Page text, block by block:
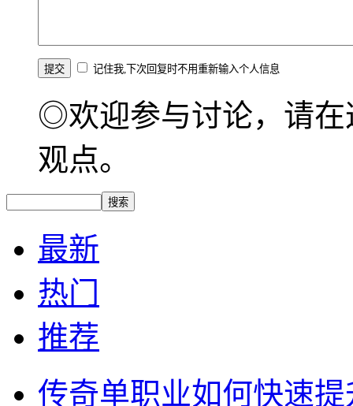
记住我,下次回复时不用重新输入个人信息
◎欢迎参与讨论，请在
观点。
最新
热门
推荐
传奇单职业如何快速